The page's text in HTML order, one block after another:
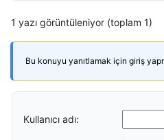
1 yazı görüntüleniyor (toplam 1)
Bu konuyu yanıtlamak için giriş
Kullanıcı adı: